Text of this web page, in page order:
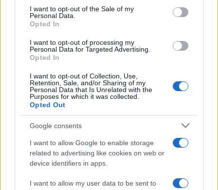
consent section.
I want to opt-out of the Sale of my
Personal Data.
Opted In
I want to opt-out of processing my
Personal Data for Targeted Advertising.
Opted In
I want to opt-out of Collection, Use,
Retention, Sale, and/or Sharing of my
Personal Data that Is Unrelated with the
Purposes for which it was collected.
Opted Out
Google consents
I want to allow Google to enable storage
related to advertising like cookies on web or
device identifiers in apps.
I want to allow my user data to be sent to
FŐCÍM
Libernyákok
Görbe tükör a baloldalról